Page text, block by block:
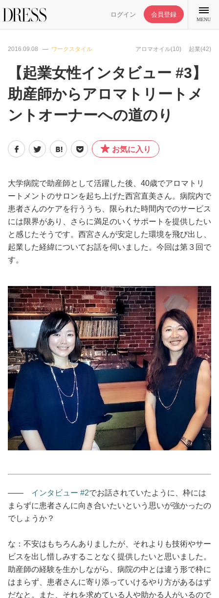
ログイン 会員登録
MENU
特集記事
DRESS部活
ライフスタイル
ファッション
恋愛/結婚/離婚
美容/健康
妊娠/出産/家族
ココロ/カラダ
グルメ
トラベル
カルチャー/エンタメ
占い
ゲーム
2016.09.08 ワークスタイル アロマオイル(10) 起業(42)
【起業女性インタビュー #3】
助産師からアロマトリートメ
ントオーナーへの道のり
お気に入り
大学病院で助産師として活躍した後、40歳でアロマトリ
ートメントのサロンを起ち上げた西宮直美さん。病院内で
患者さんのケアを行ううち、限られた時間内でのサービス
には限界があり、さらに満足のいくサポートを提供したい
と感じたそうです。西宮さんが安定した環境を飛び出し、
起業した経緯についてお話を伺いました。今回は第３回で
す。
―― インタビュー #2でお話されていたように、枠には
まらずに患者さんに向き合いたいという思いが強かったの
でしょうか？
な：不安はもちろんありましたが、それよりも技術やサー
ビスを出し惜しみすることなく提供したいと思いました。
助産師の経験を生かしながら、病院の中とは違う形で枠に
はまらず、患者さんに寄り添っていけるやり方があるはず
だなと。また、それを求めている人や助かる人がいるので